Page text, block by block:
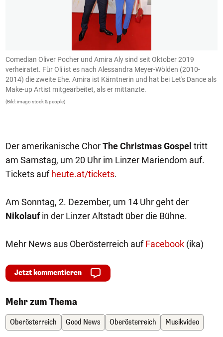
Comedian Oliver Pocher und Amira Aly sind seit Oktober 2019
verheiratet. Für Oli ist es nach Alessandra Meyer-Wölden (2010-
2014) die zweite Ehe. Amira ist Kärntnerin und hat bei Let's Dance als
Make-up Artist mitgearbeitet, als er mittanzte.
(Bild: imago stock & people)
Der amerikanische ChorThe Christmas Gospel tritt
am Samstag, um 20 Uhr im Linzer Mariendom auf.
Tickets auf heute.at/tickets.
Am Sonntag, 2. Dezember, um 14 Uhr geht der
Nikolaufin der Linzer Altstadt über die Bühne.
Mehr News aus Oberösterreich aufFacebook (ika)
Jetzt kommentieren
Mehr zum Thema
Oberösterreich Good News Oberösterreich Musikvideo